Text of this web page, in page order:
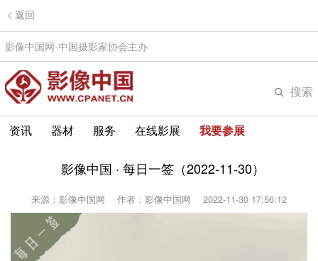
返回
影像中国网-中国摄影家协会主办
搜索
资讯 器材 服务 在线影展 我要参展
影像中国 · 每日一签（2022-11-30）
来源：影像中国网 作者：影像中国网 2022-11-30 17:56:12